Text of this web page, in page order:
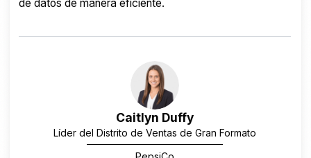
David Tait
Líder de medios de rendimiento